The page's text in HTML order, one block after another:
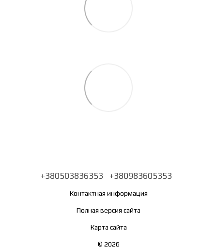
+380503836353 +380983605353
Контактная информация
Полная версия сайта
Карта сайта
© 2026